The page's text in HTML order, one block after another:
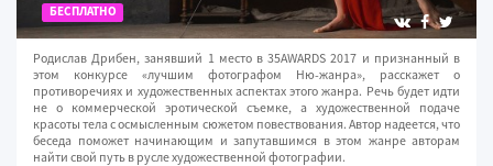
БЕСПЛАТНО
Родислав Дрибен, занявший 1 место в 35AWARDS 2017 и признанный в
этом конкурсе «лучшим фотографом Ню-жанра», расскажет о
противоречиях и художественных аспектах этого жанра. Речь будет идти
не о коммерческой эротической съемке, а художественной подаче
красоты тела с осмысленным сюжетом повествования. Автор надеется, что
беседа поможет начинающим и запутавшимся в этом жанре авторам
найти свой путь в русле художественной фотографии.